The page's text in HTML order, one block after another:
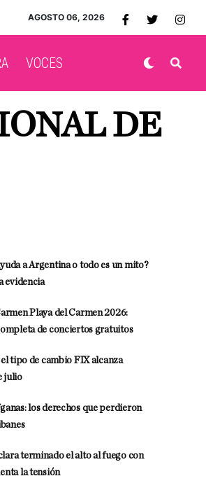
AGOSTO 06, 2026
VOCES
DE
a Argentina o todo es un mito?
evidencia
Playa del Carmen 2026:
de conciertos gratuitos
el tipo de cambio FIX alcanza
julio
los derechos que perdieron
terminado el alto al fuego con
la tensión